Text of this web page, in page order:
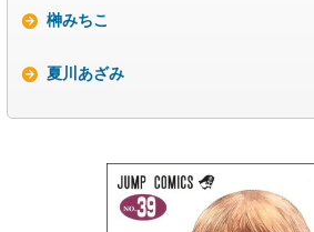
榊みちこ
夏川あざみ